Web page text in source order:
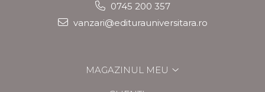
0745 200 357
vanzari@editurauniversitara.ro
MAGAZINUL MEU